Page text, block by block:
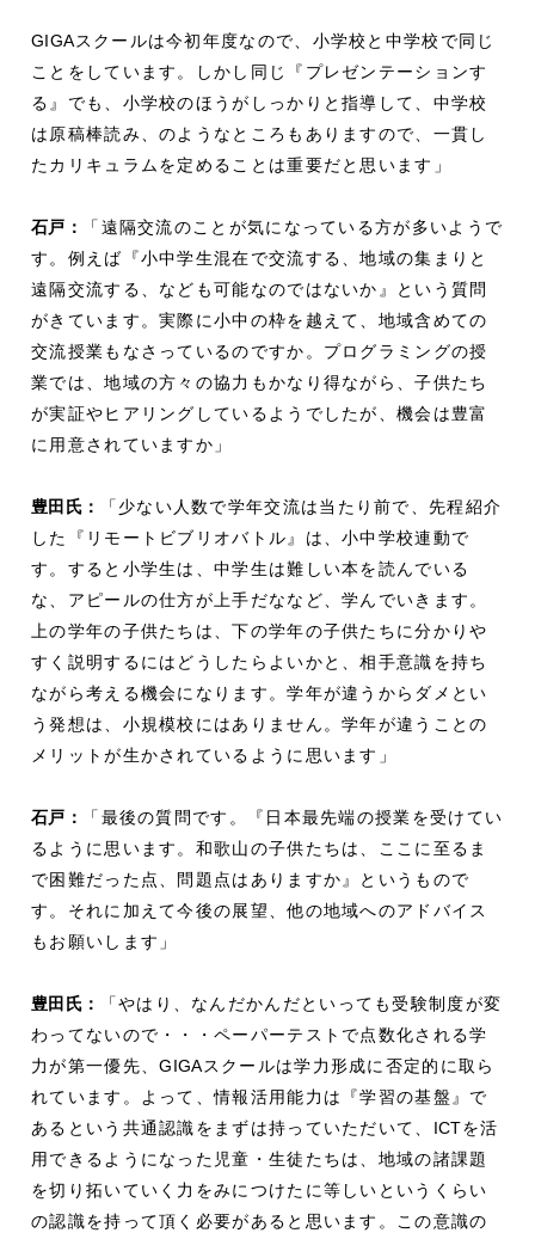
GIGAスクールは今初年度なので、小学校と中学校で同じ
ことをしています。しかし同じ『プレゼンテーションす
る』でも、小学校のほうがしっかりと指導して、中学校
は原稿棒読み、のようなところもありますので、一貫し
たカリキュラムを定めることは重要だと思います」
石戸：
「遠隔交流のことが気になっている方が多いようで
す。例えば『小中学生混在で交流する、地域の集まりと
遠隔交流する、なども可能なのではないか』という質問
がきています。実際に小中の枠を越えて、地域含めての
交流授業もなさっているのですか。プログラミングの授
業では、地域の方々の協力もかなり得ながら、子供たち
が実証やヒアリングしているようでしたが、機会は豊富
に用意されていますか」
豊田氏：
「少ない人数で学年交流は当たり前で、先程紹介
した『リモートビブリオバトル』は、小中学校連動で
す。すると小学生は、中学生は難しい本を読んでいる
な、アピールの仕方が上手だななど、学んでいきます。
上の学年の子供たちは、下の学年の子供たちに分かりや
すく説明するにはどうしたらよいかと、相手意識を持ち
ながら考える機会になります。学年が違うからダメとい
う発想は、小規模校にはありません。学年が違うことの
メリットが生かされているように思います」
石戸：
「最後の質問です。『日本最先端の授業を受けてい
るように思います。和歌山の子供たちは、ここに至るま
で困難だった点、問題点はありますか』というもので
す。それに加えて今後の展望、他の地域へのアドバイス
もお願いします」
豊田氏：
「やはり、なんだかんだといっても受験制度が変
わってないので・・・ペーパーテストで点数化される学
力が第一優先、GIGAスクールは学力形成に否定的に取ら
れています。よって、情報活用能力は『学習の基盤』で
あるという共通認識をまずは持っていただいて、 ICTを活
用できるようになった児童・生徒たちは、地域の諸課題
を切り拓いていく力をみにつけたに等しいというくらい
の認識を持って頂く必要があると思います。この意識の